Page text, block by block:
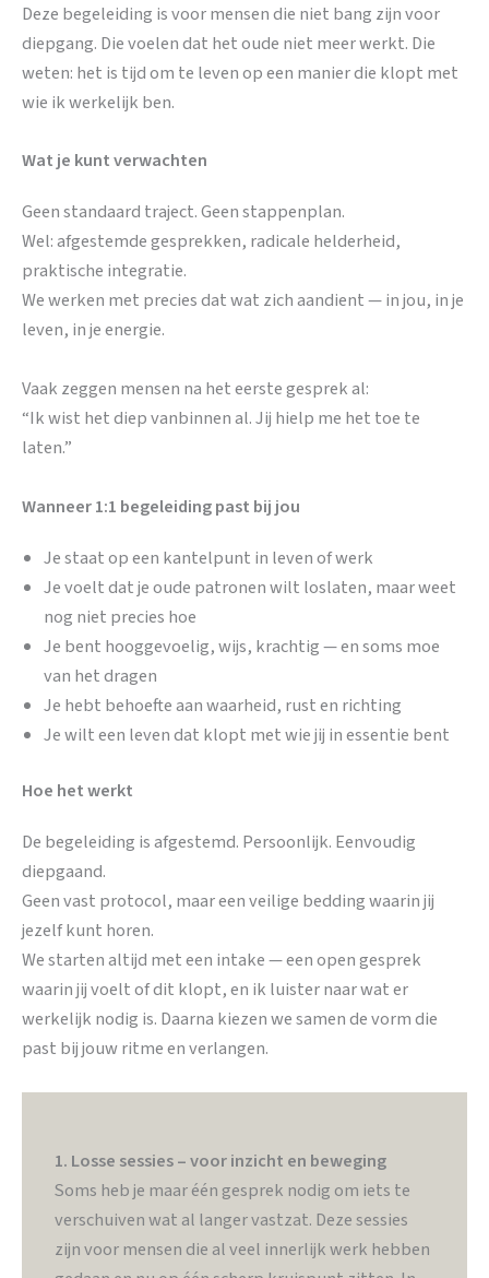
Deze begeleiding is voor mensen die niet bang zijn voor
diepgang. Die voelen dat het oude niet meer werkt. Die
weten: het is tijd om te leven op een manier die klopt met
wie ik werkelijk ben.
Wat je kunt verwachten
Geen standaard traject. Geen stappenplan.
Wel: afgestemde gesprekken, radicale helderheid,
praktische integratie.
We werken met precies dat wat zich aandient — in jou, in je
leven, in je energie.
Vaak zeggen mensen na het eerste gesprek al:
“Ik wist het diep vanbinnen al. Jij hielp me het toe te
laten.”
Wanneer 1:1 begeleiding past bij jou
Je staat op een kantelpunt in leven of werk
Je voelt dat je oude patronen wilt loslaten, maar weet
nog niet precies hoe
Je bent hooggevoelig, wijs, krachtig — en soms moe
van het dragen
Je hebt behoefte aan waarheid, rust en richting
Je wilt een leven dat klopt met wie jij in essentie bent
Hoe het werkt
De begeleiding is afgestemd. Persoonlijk. Eenvoudig
diepgaand.
Geen vast protocol, maar een veilige bedding waarin jij
jezelf kunt horen.
We starten altijd met een intake — een open gesprek
waarin jij voelt of dit klopt, en ik luister naar wat er
werkelijk nodig is. Daarna kiezen we samen de vorm die
past bij jouw ritme en verlangen.
1. Losse sessies – voor inzicht en beweging
Soms heb je maar één gesprek nodig om iets te
verschuiven wat al langer vastzat. Deze sessies
zijn voor mensen die al veel innerlijk werk hebben